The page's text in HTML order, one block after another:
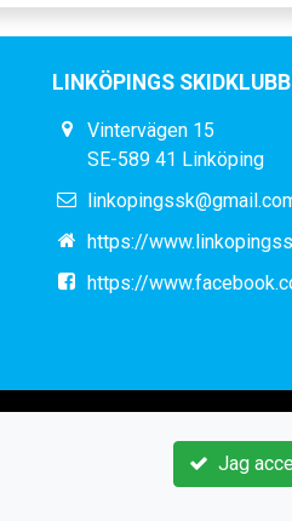
LINKÖPINGS SKIDKLUBB
Vintervägen 15
SE-589 41 Linköping
https://
https://
Jag